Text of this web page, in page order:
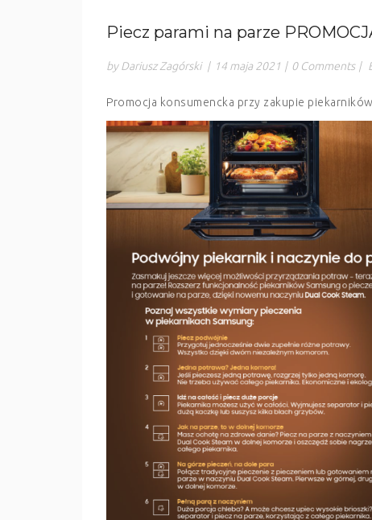
Piecz parami na parze
by Dariusz Zagórski | 14 maja 2021 | 0 Comments |
Promocja konsumencka przy zakupie piekarników